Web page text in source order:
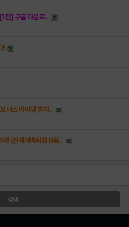
탄] 구글 다운로..
!
너스 아이템 받자..
! (신세계백화점상품..
검색